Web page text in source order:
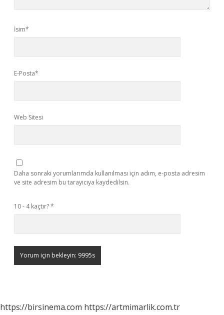
İsim*
E-Posta*
Web Sitesi
Daha sonraki yorumlarımda kullanılması için adım, e-posta adresim
ve site adresim bu tarayıcıya kaydedilsin.
10 - 4 kaçtır?*
https://birsinema.com https://artmimarlik.com.tr